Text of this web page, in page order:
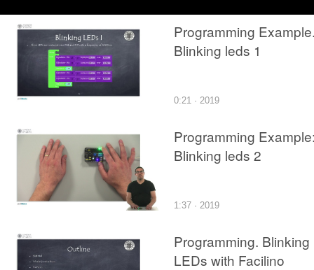
Programming
Blinking leds 1
0:21 · 2019
Programming
Blinking leds 2
1:37 · 2019
Programming. Blinking
LEDs with Facilino